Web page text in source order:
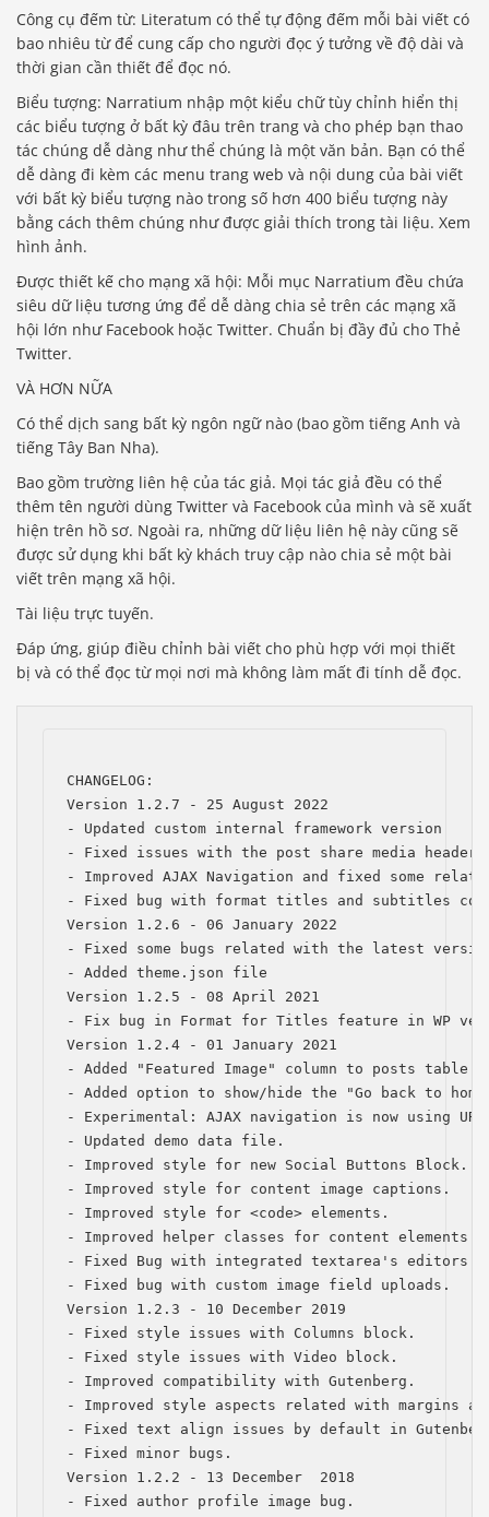
Công cụ đếm từ: Literatum có thể tự động đếm mỗi bài viết có
bao nhiêu từ để cung cấp cho người đọc ý tưởng về độ dài và
thời gian cần thiết để đọc nó.
Biểu tượng: Narratium nhập một kiểu chữ tùy chỉnh hiển thị
các biểu tượng ở bất kỳ đâu trên trang và cho phép bạn thao
tác chúng dễ dàng như thể chúng là một văn bản. Bạn có thể
dễ dàng đi kèm các menu trang web và nội dung của bài viết
với bất kỳ biểu tượng nào trong số hơn 400 biểu tượng này
bằng cách thêm chúng như được giải thích trong tài liệu. Xem
hình ảnh.
Được thiết kế cho mạng xã hội: Mỗi mục Narratium đều chứa
siêu dữ liệu tương ứng để dễ dàng chia sẻ trên các mạng xã
hội lớn như Facebook hoặc Twitter. Chuẩn bị đầy đủ cho Thẻ
Twitter.
VÀ HƠN NỮA
Có thể dịch sang bất kỳ ngôn ngữ nào (bao gồm tiếng Anh và
tiếng Tây Ban Nha).
Bao gồm trường liên hệ của tác giả. Mọi tác giả đều có thể
thêm tên người dùng Twitter và Facebook của mình và sẽ xuất
hiện trên hồ sơ. Ngoài ra, những dữ liệu liên hệ này cũng sẽ
được sử dụng khi bất kỳ khách truy cập nào chia sẻ một bài
viết trên mạng xã hội.
Tài liệu trực tuyến.
Đáp ứng, giúp điều chỉnh bài viết cho phù hợp với mọi thiết
bị và có thể đọc từ mọi nơi mà không làm mất đi tính dễ đọc.
CHANGELOG:
Version 1.2.7 - 25 August 2022
- Updated custom internal framework version
- Fixed issues with the post share media
- Improved AJAX Navigation and fixed some
- Fixed bug with format titles and subtitles
Version 1.2.6 - 06 January 2022
- Fixed some bugs related with the latest
- Added theme.json file
Version 1.2.5 - 08 April 2021
- Fix bug in Format for Titles feature in WP
Version 1.2.4 - 01 January 2021
- Added "Featured Image" column to posts table
- Added option to show/hide the "Go back to
- Experimental: AJAX navigation is now using
- Updated demo data file.
- Improved style for new Social Buttons Block.
- Improved style for content image captions.
- Improved style for <code> elements.
- Improved helper classes for content elements.
- Fixed Bug with integrated textarea's editors
- Fixed bug with custom image field uploads.
Version 1.2.3 - 10 December 2019
- Fixed style issues with Columns block.
- Fixed style issues with Video block.
- Improved compatibility with Gutenberg.
- Improved style aspects related with margins
- Fixed text align issues by default in
- Fixed minor bugs.
Version 1.2.2 - 13 December  2018
- Fixed author profile image bug.